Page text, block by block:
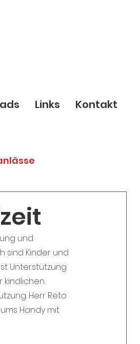
Links Kontakt
und
sind Kinder und
Unterstützung
kindlichen
Herr Reto
Handy mit